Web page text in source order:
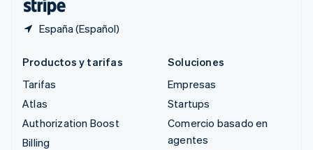
España (Español)
Productos y tarifas
Tarifas
Atlas
Authorization Boost
Billing
Soluciones
Empresas
Startups
Comercio basado en
agentes